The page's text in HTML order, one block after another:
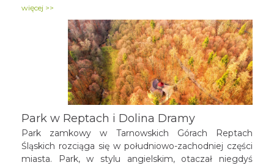
Górach tereny i obiekty, które przez dziesiątki, a
nawet setki lat były związane z górnictwem, dziś
wpisane są na światową listę dziedzictwa UNESCO
więcej >>
Park w Reptach i Dolina Dramy
Park zamkowy w Tarnowskich Górach Reptach
Śląskich rozciąga się w południowo-zachodniej części
miasta. Park, w stylu angielskim, otaczał niegdyś